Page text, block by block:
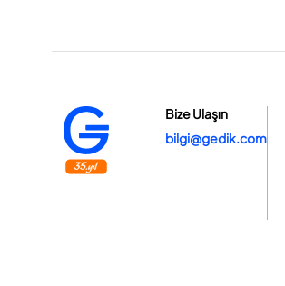
Bize Ulaşın
bilgi@gedik.com